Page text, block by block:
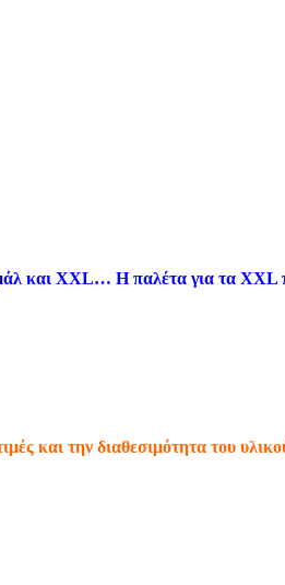
και XXL… Η παλέτα για τα XXL
και την διαθεσιμότητα του